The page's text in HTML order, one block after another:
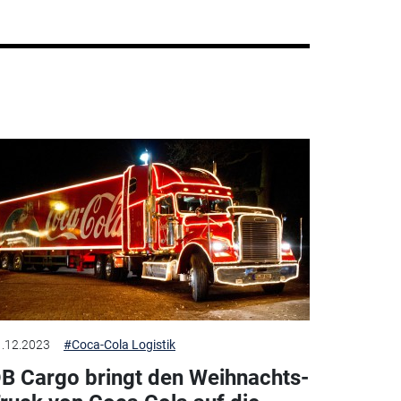
#Coca-Cola Logistik
Cargo bringt den Weihnachts-